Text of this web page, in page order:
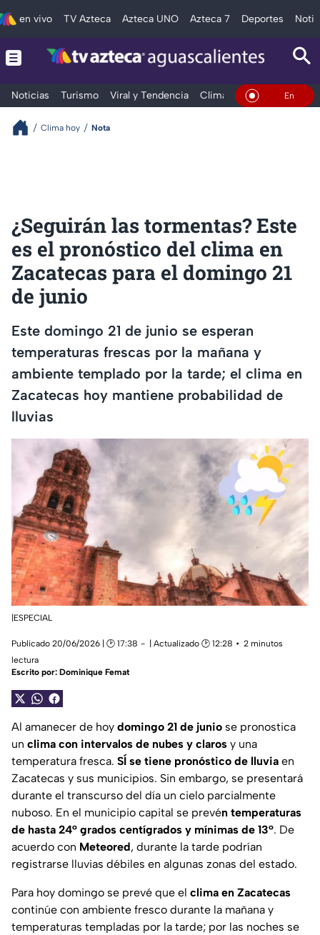
en vivo TV Azteca Azteca UNO Azteca 7 Deportes
Noticias Turismo Viral y Tendencia Clima Deportes En Vivo
Clima hoy Nota
¿Seguirán las tormentas? Este
es el pronóstico del clima en
Zacatecas para el domingo 21
de junio
Este domingo 21 de junio se esperan
temperaturas frescas por la mañana y
ambiente templado por la tarde; el clima en
Zacatecas hoy mantiene probabilidad de
lluvias
|ESPECIAL
Publicado 20/06/2026 | 🕑 17:38 | Actualizado 🕑 12:28
2 minutos
lectura
Escrito por: Dominique Femat
Al amanecer de hoy domingo 21 de junio se pronostica
un clima con intervalos de nubes y claros y una
temperatura fresca. SÍ se tiene pronóstico de lluvia en
Zacatecas y sus municipios. Sin embargo, se presentará
durante el transcurso del día un cielo parcialmente
nuboso. En el municipio capital se prevén temperaturas
de hasta 24° grados centígrados y mínimas de 13°. De
acuerdo con Meteored, durante la tarde podrían
registrarse lluvias débiles en algunas zonas del estado.
Para hoy domingo se prevé que el clima en Zacatecas
continúe con ambiente fresco durante la mañana y
temperaturas templadas por la tarde; por las noches se